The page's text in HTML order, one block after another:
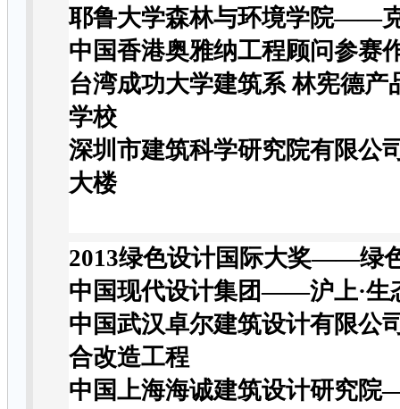
耶鲁大学森林与环境学院——
中国香港奥雅纳工程顾问参
台湾成功大学建筑系 林宪德
学校
深圳市建筑科学研究院有限
大楼
2013绿色设计国际大奖——绿
中国现代设计集团——沪上·生
中国武汉卓尔建筑设计有限
合改造工程
中国上海海诚建筑设计研究